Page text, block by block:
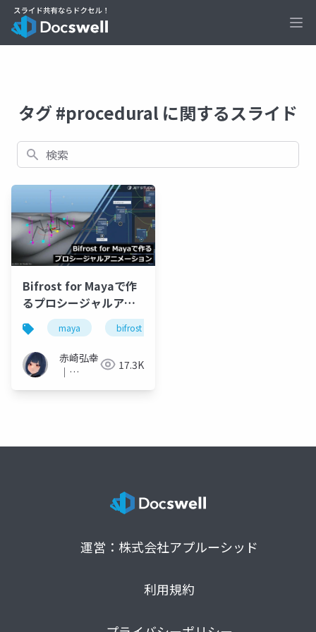
タグ #procedural に関するスライド
検索
Bifrost for Mayaで作
るプロシージャルアニ
メーション
maya bifrost
赤崎弘幸
｜
17.3K
運営：株式会社アプルーシッド
利用規約